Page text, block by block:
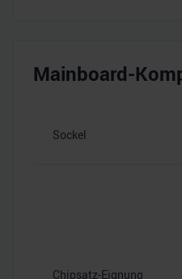
Mainboard-
Sockel
Chipsatz-Eignung